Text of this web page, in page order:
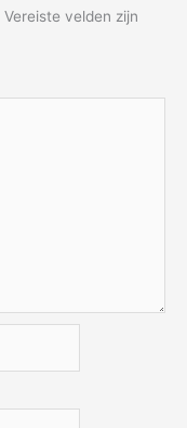
Vereiste velden zijn